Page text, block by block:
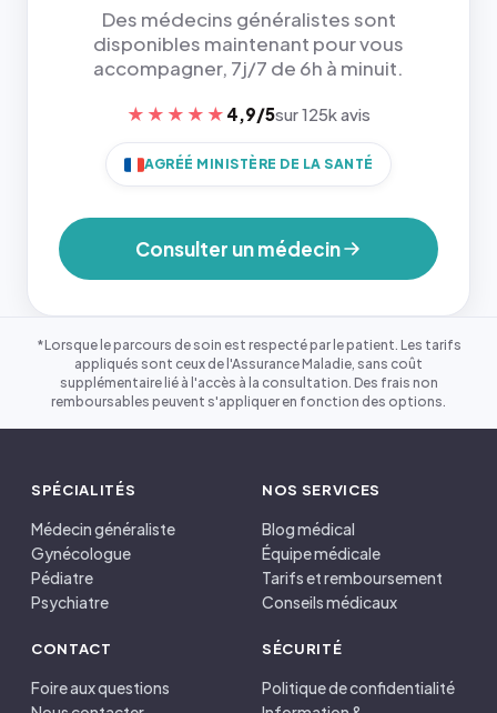
Des médecins généralistes sont
disponibles maintenant pour vous
accompagner, 7j/7 de 6h à minuit.
★★★★★ 4,9/5sur 125k avis
AGRÉÉ MINISTÈRE DE LA SANTÉ
Consulter un médecin
*Lorsque le parcours de soin est respecté par le patient. Les tarifs
appliqués sont ceux de l'Assurance Maladie, sans coût
supplémentaire lié à l'accès à la consultation. Des frais non
remboursables peuvent s'appliquer en fonction des options.
SPÉCIALITÉS
Médecin généraliste
Gynécologue
Pédiatre
Psychiatre
NOS SERVICES
Blog médical
Équipe médicale
Tarifs et remboursement
Conseils médicaux
CONTACT
Foire aux questions
SÉCURITÉ
Politique de confidentialité